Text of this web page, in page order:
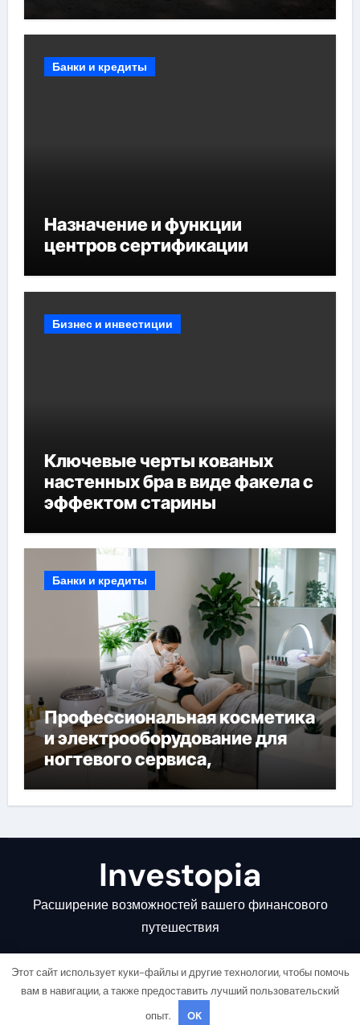
мероприятий и обустройства
Банки и кредиты
Назначение и функции
центров сертификации
Бизнес и инвестиции
Ключевые черты кованых
настенных бра в виде факела с
эффектом старины
Банки и кредиты
Профессиональная косметика
и электрооборудование для
ногтевого сервиса,
наращивания ресниц и
депиляции
Investopia
Расширение возможностей вашего финансового
путешествия
Copyright © All rights reserved |
Этот сайт использует куки-файлы и другие технологии, чтобы помочь
вам в навигации, а также предоставить лучший пользовательский
опыт.
OK